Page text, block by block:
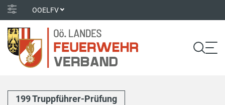
OOELFV
199 Truppführer-Prüfung